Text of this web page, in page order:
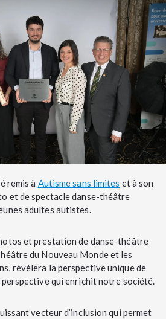
remis à Autisme sans limites et à son
et de spectacle danse-théâtre
adultes autistes.
et prestation de danse-théâtre
du Nouveau Monde et les
révèlera la perspective unique de
perspective qui enrichit notre société.
vecteur d’inclusion qui permet